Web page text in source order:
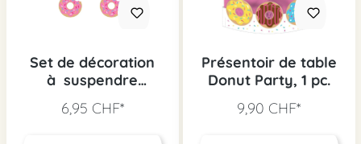
Set de décoration
à suspendre
6,95 CHF*
Présentoir de table
Donut Party, 1 pc.
9,90 CHF*